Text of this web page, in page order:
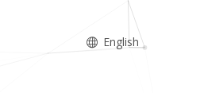
English